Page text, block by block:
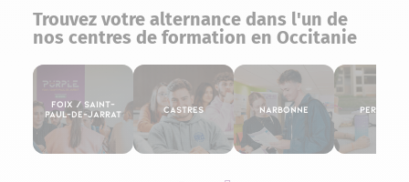
Trouvez votre alternance dans l'un de
nos centres de formation en Occitanie
Foix / Saint-
Paul-de-Jarrat
Castres Narbonne Perpignan